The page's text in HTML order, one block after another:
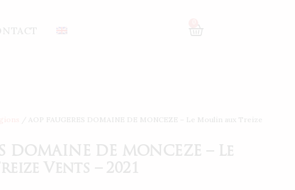
/ AOP FAUGERES DOMAINE DE MONCEZE – Le Moulin aux Treize
DOMAINE DE MONCEZE – Le
Vents – 2021